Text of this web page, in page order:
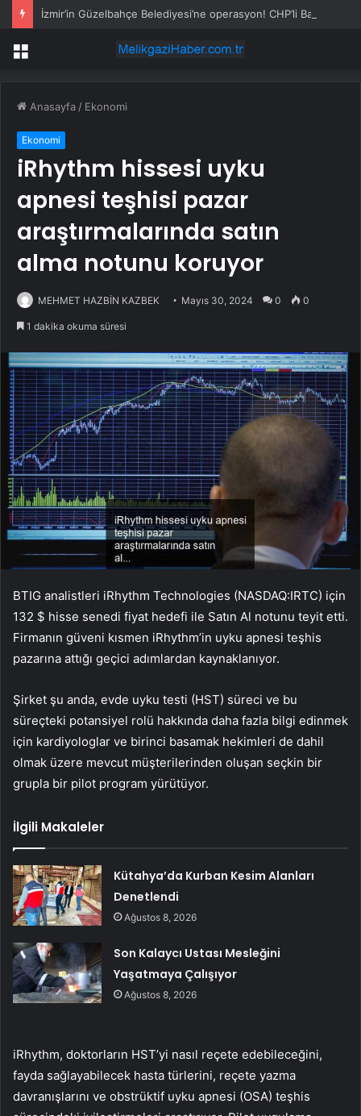
Menü
Anasayfa / Ekonomi
Ekonomi
iRhythm hissesi uyku
apnesi teşhisi pazar
araştırmalarında satın
alma notunu koruyor
MEHMET HAZBİN KAZBEK Mayıs 30, 2024 0 0
1 dakika okuma süresi
BTIG analistleri iRhythm Technologies (NASDAQ:IRTC) için
132 $ hisse senedi fiyat hedefi ile Satın Al notunu teyit etti.
Firmanın güveni kısmen iRhythm’in uyku apnesi teşhis
pazarına attığı geçici adımlardan kaynaklanıyor.
Şirket şu anda, evde uyku testi (HST) süreci ve bu
süreçteki potansiyel rolü hakkında daha fazla bilgi edinmek
için kardiyologlar ve birinci basamak hekimleri de dahil
olmak üzere mevcut müşterilerinden oluşan seçkin bir
grupla bir pilot program yürütüyor.
İlgili Makaleler
Kütahya’da Kurban Kesim Alanları
Denetlendi
Ağustos 8, 2026
Son Kalaycı Ustası Mesleğini
Yaşatmaya Çalışıyor
Ağustos 8, 2026
iRhythm, doktorların HST’yi nasıl reçete edebileceğini,
fayda sağlayabilecek hasta türlerini, reçete yazma
davranışlarını ve obstrüktif uyku apnesi (OSA) teşhis